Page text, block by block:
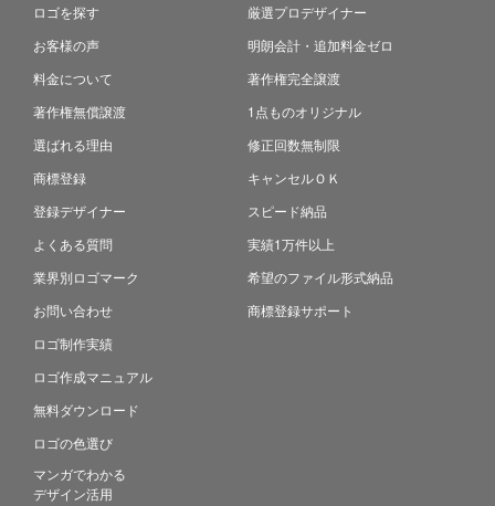
ロゴを探す
お客様の声
料金について
著作権無償譲渡
選ばれる理由
商標登録
登録デザイナー
よくある質問
業界別ロゴマーク
お問い合わせ
ロゴ制作実績
ロゴ作成マニュアル
無料ダウンロード
ロゴの色選び
マンガでわかる
デザイン活用
厳選プロデザイナー
明朗会計・追加料金ゼロ
著作権完全譲渡
1点ものオリジナル
修正回数無制限
キャンセルＯＫ
スピード納品
実績1万件以上
希望のファイル形式納品
商標登録サポート